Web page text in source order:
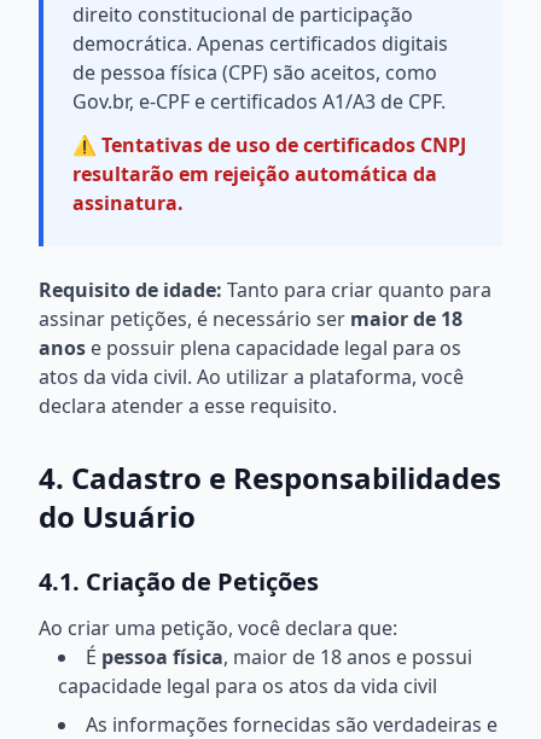
direito constitucional de participação
democrática. Apenas certificados digitais
de pessoa física (CPF) são aceitos, como
Gov.br, e-CPF e certificados A1/A3 de CPF.
⚠️ Tentativas de uso de certificados CNPJ
resultarão em rejeição automática da
assinatura.
Requisito de idade: Tanto para criar quanto para
assinar petições, é necessário ser maior de 18
anos e possuir plena capacidade legal para os
atos da vida civil. Ao utilizar a plataforma, você
declara atender a esse requisito.
4. Cadastro e Responsabilidades
do Usuário
4.1. Criação de Petições
Ao criar uma petição, você declara que:
É pessoa física, maior de 18 anos e possui
capacidade legal para os atos da vida civil
As informações fornecidas são verdadeiras e